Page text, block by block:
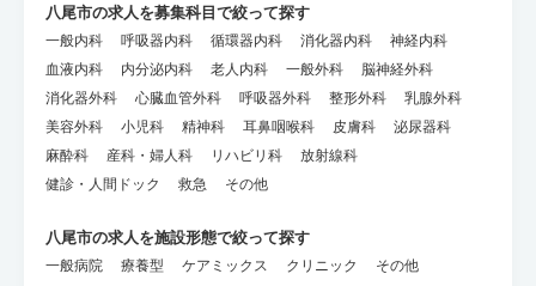
八尾市の求人を募集科目で絞って探す
一般内科 呼吸器内科 循環器内科 消化器内科
神経内科
血液内科
内分泌内科 老人内科 一般外科
脳神経外科
消化器外科
心臓血管外科 呼吸器外科 整形外科
乳腺外科
美容外科
小児科 精神科 耳鼻咽喉科 皮膚科
泌尿器科
麻酔科
産科・婦人科 リハビリ科
放射線科
健診・人間ドック
救急 その他
八尾市の求人を施設形態で絞って探す
一般病院 療養型 ケアミックス クリニック その他